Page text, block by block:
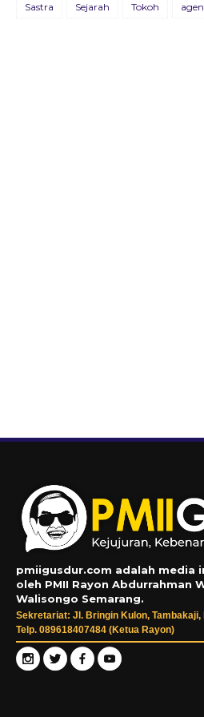
09 Juli 2021
Sastra Sejarah Tokoh
pmiigusdur.com adalah media
oleh PMII Rayon Abdurrahman
Walisongo Semarang.
Sekretariat: Jl. Bringin Kulon,
Telp. 089618407484 (Ketua Rayon)